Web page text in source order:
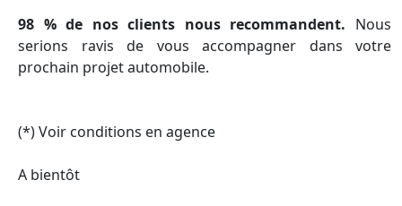
98 % de nos clients nous recommandent. Nous
serions ravis de vous accompagner dans votre
prochain projet automobile.
(*) Voir conditions en agence
A bientôt